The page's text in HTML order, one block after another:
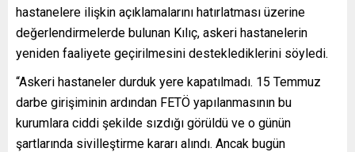
hastanelere ilişkin açıklamalarını hatırlatması üzerine
değerlendirmelerde bulunan Kılıç, askeri hastanelerin
yeniden faaliyete geçirilmesini desteklediklerini söyledi.
“Askeri hastaneler durduk yere kapatılmadı. 15 Temmuz
darbe girişiminin ardından FETÖ yapılanmasının bu
kurumlara ciddi şekilde sızdığı görüldü ve o günün
şartlarında sivilleştirme kararı alındı. Ancak bugün